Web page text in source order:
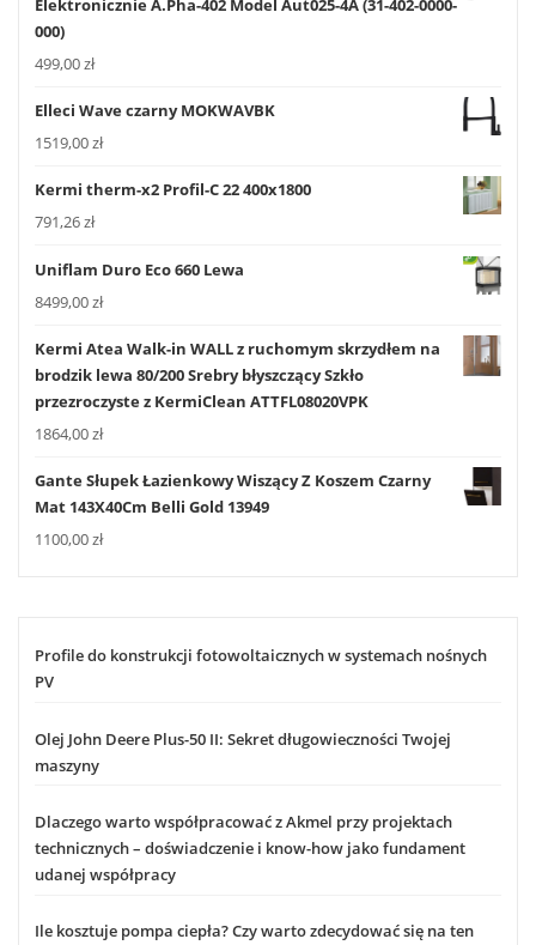
Elektronicznie A.Pha-402 Model Aut025-4A (31-402-0000-
000)
499,00zł
Elleci Wave czarny MOKWAVBK
1519,00zł
Kermi therm-x2 Profil-C 22 400x1800
791,26zł
Uniflam Duro Eco 660 Lewa
8499,00zł
Kermi Atea Walk-in WALL z ruchomym skrzydłem na
brodzik lewa 80/200 Srebry błyszczący Szkło
przezroczyste z KermiClean ATTFL08020VPK
1864,00zł
Gante Słupek Łazienkowy Wiszący Z Koszem Czarny
Mat 143X40Cm Belli Gold 13949
1100,00zł
Profile do konstrukcji fotowoltaicznych w systemach nośnych
PV
Olej John Deere Plus-50 II: Sekret długowieczności Twojej
maszyny
Dlaczego warto współpracować z Akmel przy projektach
technicznych – doświadczenie i know-how jako fundament
udanej współpracy
Ile kosztuje pompa ciepła? Czy warto zdecydować się na ten